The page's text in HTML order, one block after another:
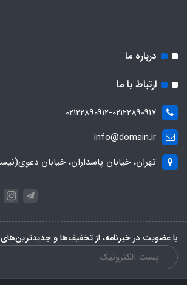
درباره ما
ارتباط با ما
۰۲۱۲۲۸۹۰۹۱۲-۰۲۱۲۲۸۹۰۹۱۷
info@domain.ir
تهران، خیابان پاسداران، خیابان
با عضویت در خبرنامه، از تخفیف‌ها و